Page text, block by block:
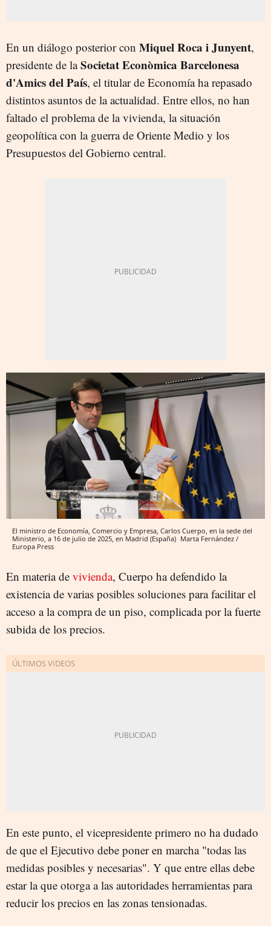
En un diálogo posterior con Miquel Roca i Junyent,
presidente de laSocietat Econòmica Barcelonesa
d'Amics del País, el titular de Economía ha repasado
distintos asuntos de la actualidad. Entre ellos, no han
faltado el problema de la vivienda, la situación
geopolítica con la guerra de Oriente Medio y los
Presupuestos del Gobierno central.
El ministro de Economía, Comercio y Empresa, Carlos Cuerpo, en la sede del
Ministerio, a 16 de julio de 2025, en Madrid (España) Marta Fernández /
Europa Press
En materia de vivienda, Cuerpo ha defendido la
existencia de varias posibles soluciones para facilitar el
acceso a la compra de un piso, complicada por la fuerte
subida de los precios.
En este punto, el vicepresidente primero no ha dudado
de que el Ejecutivo debe poner en marcha "todas las
medidas posibles y necesarias". Y que entre ellas debe
estar la que otorga a las autoridades herramientas para
reducir los precios en las zonas tensionadas.